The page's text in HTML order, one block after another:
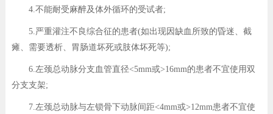
4.不能耐受麻醉及体外循环的受试者;
5.严重灌注不良综合征的患者(如出现因缺血所致的昏迷、截
瘫、需要透析、胃肠道坏死或肢体坏死等);
6.左颈总动脉分支血管直径<5mm或>16mm的患者不宜使用双
分支支架;
7.左颈总动脉与左锁骨下动脉间距<4mm或>12mm患者不宜使